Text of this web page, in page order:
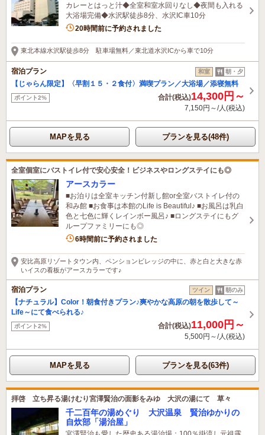
カレーとはっと汁◆全室和室水回りなし◆夜間も入れる
大浴場完備◆水沢駅徒歩8分、水沢IC車10分
1名がこの宿を見ています
20時間前に予約されました
東北本線水沢駅徒歩8分 駐車場無料／東北道水沢ICから車で10分
宿泊プラン 和室 朝・夕
【じゃらん限定】〈早割１５・２食付〉満喫プラン／大浴場／添寝無料
ポイント2% 合計(税込)14,300円～
7,150円～/人(税込)
MAPを見る プランを見る(48件)
全室個室にバストイレ付で安心安全！ビジネスやロングステイにも◎
アースカラー
■お泊りは全室キッチン付新し館or全室バストイレ付の
和み館 ■お食事は本館のLife is Beautiful♪ ■お風呂は乳白
色と七色に輝くレインボー風呂♪ ■ロングステイにもグ
ループファミリーにも◎
2名がこの宿を見ています
6時間前に予約されました
安比高原リゾートタウン内、ペンションビレッジの中に、赤と白と大きな赤
いイスの看板がアースカラーです♪
宿泊プラン ツイン 朝のみ
【ナチュラル】Color！朝食付きプラン♪爽やかな高原の朝を散歩して～
Life～にて食べられる♪
ポイント2% 合計(税込)11,000円～
5,500円～/人(税込)
MAPを見る プランを見る(63件)
拝啓 立ち昇る湯けむり宮澤賢治の面影をみゆ 大沢の湯にて 草々
千二百年の湯めぐり 大沢温泉 賢治ゆかりの
自炊部「湯治屋」